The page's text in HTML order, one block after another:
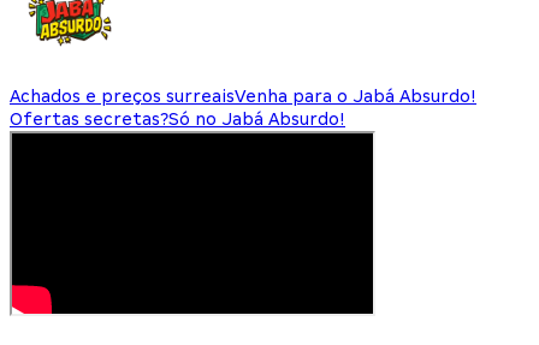
Achados e preços surreaisVenha para o Jabá Absurdo!
Ofertas secretas?Só no Jabá Absurdo!